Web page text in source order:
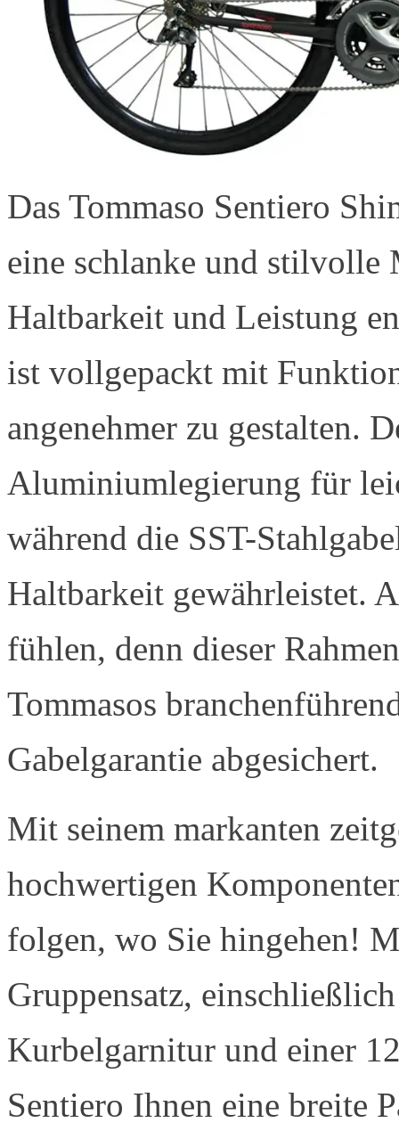
Das Tommaso Sentiero
eine schlanke und stilvolle
Haltbarkeit und Leistung
ist vollgepackt mit
angenehmer zu gestalten.
Aluminiumlegierung für
während die SST-
Haltbarkeit gewährleistet.
fühlen, denn dieser
Tommasos
Gabelgarantie abgesichert.
Mit seinem markanten
hochwertigen
folgen, wo Sie hingehen!
Gruppensatz,
Kurbelgarnitur und einer
Sentiero Ihnen eine breite